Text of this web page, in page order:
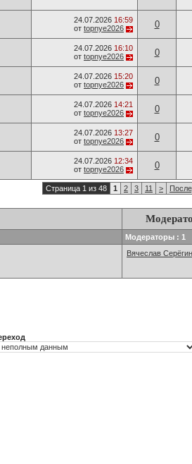
24.07.2026 16:59
от topnye2026 0
24.07.2026 16:10
от topnye2026 0
24.07.2026 15:20
от topnye2026 0
24.07.2026 14:21
от topnye2026 0
24.07.2026 13:27
от topnye2026 0
24.07.2026 12:34
от topnye2026 0
Страница 1 из 48 1 2 3 11 >
Модераторы : 1
Вячеслав Серёгин